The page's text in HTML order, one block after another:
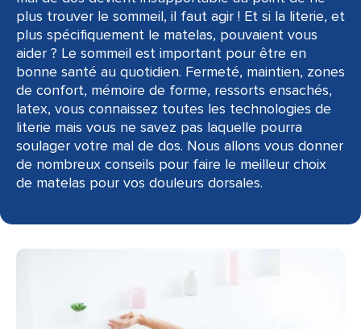
plus trouver le sommeil, il faut agir ! Et si la literie, et
plus spécifiquement le matelas, pouvaient vous
aider ? Le sommeil est important pour être en
bonne santé au quotidien. Fermeté, maintien, zones
de confort, mémoire de forme, ressorts ensachés,
latex, vous connaissez toutes les technologies de
literie mais vous ne savez pas laquelle pourra
soulager votre mal de dos. Nous allons vous donner
de nombreux conseils pour faire le meilleur choix
de matelas pour vos douleurs dorsales.